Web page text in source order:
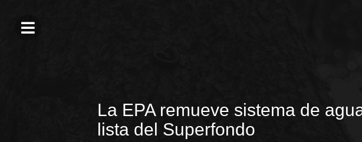
La EPA remueve sistema de
lista del Superfondo